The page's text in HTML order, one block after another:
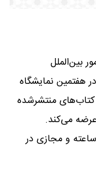
بین‌الملل
هفتمین نمایشگاه
کتاب‌های منتشرشده
می‌کند.
این نمایشگاه تا ۴خرداد ۱۴۰۵ به صورت ۲۴ ساعته و مجازی در